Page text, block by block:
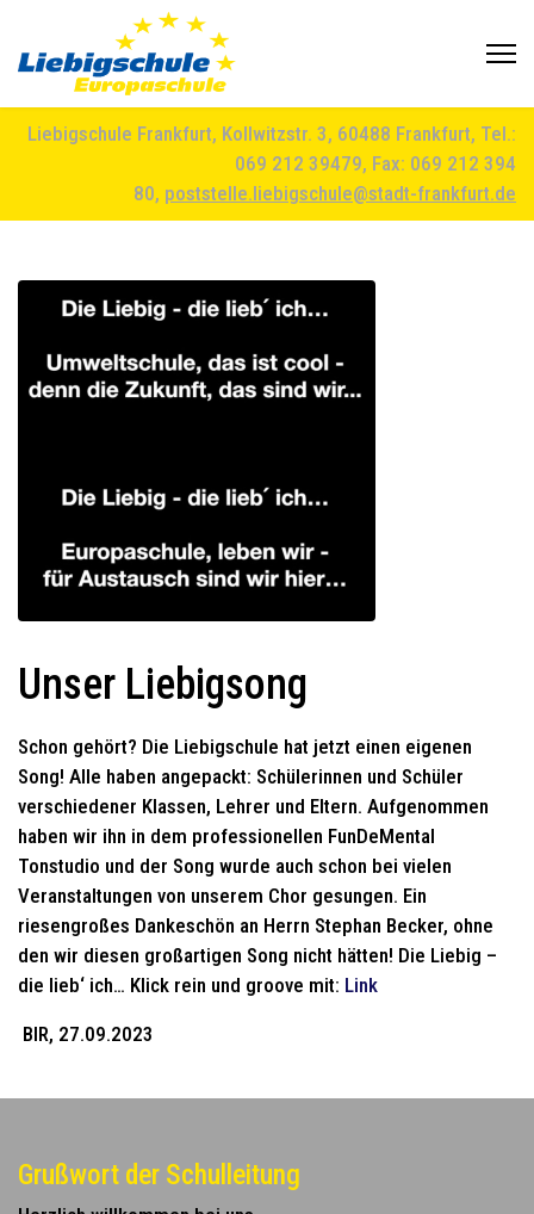
Liebigschule Frankfurt, Kollwitzstr. 3, 60488 Frankfurt, Tel.:
069 212 39479, Fax: 069 212 394
80, poststelle.liebigschule@stadt-frankfurt.de
Unser Liebigsong
Schon gehört? Die Liebigschule hat jetzt einen eigenen
Song! Alle haben angepackt: Schülerinnen und Schüler
verschiedener Klassen, Lehrer und Eltern. Aufgenommen
haben wir ihn in dem professionellen FunDeMental
Tonstudio und der Song wurde auch schon bei vielen
Veranstaltungen von unserem Chor gesungen. Ein
riesengroßes Dankeschön an Herrn Stephan Becker, ohne
den wir diesen großartigen Song nicht hätten! Die Liebig –
die lieb‘ ich… Klick rein und groove mit: Link
BIR, 27.09.2023
Grußwort der Schulleitung